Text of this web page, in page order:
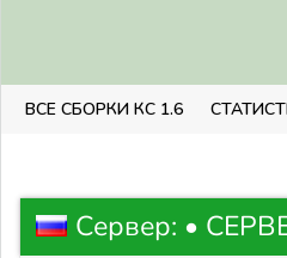
ВСЕ СБОРКИ КС 1.6
Сервер: •